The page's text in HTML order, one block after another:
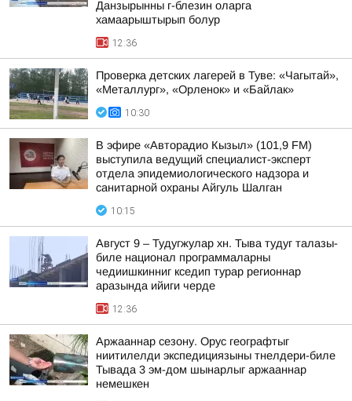
Данзырынны г-блезин оларга
хамаарыштырып болур
12:36
Проверка детских лагерей в Туве: «Чагытай»,
«Металлург», «Орленок» и «Байлак»
10:30
В эфире «Авторадио Кызыл» (101,9 FM)
выступила ведущий специалист-эксперт
отдела эпидемиологического надзора и
санитарной охраны Айгуль Шалган
10:15
Август 9 – Тудугжулар хн. Тыва тудуг талазы-
биле национал программаларны
чедиишкинниг кседип турар регионнар
аразында ийиги черде
12:36
Аржааннар сезону. Орус географтыг
ниитилелди экспедициязыны тнелдери-биле
Тывада 3 эм-дом шынарлыг аржааннар
немешкен